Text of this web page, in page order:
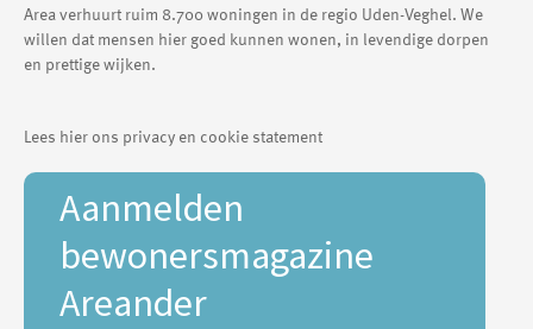
Area verhuurt ruim 8.700 woningen in de regio Uden-Veghel. We
willen dat mensen hier goed kunnen wonen, in levendige dorpen
en prettige wijken.
Lees hier ons privacy en cookie statement
Aanmelden
bewonersmagazine
Areander